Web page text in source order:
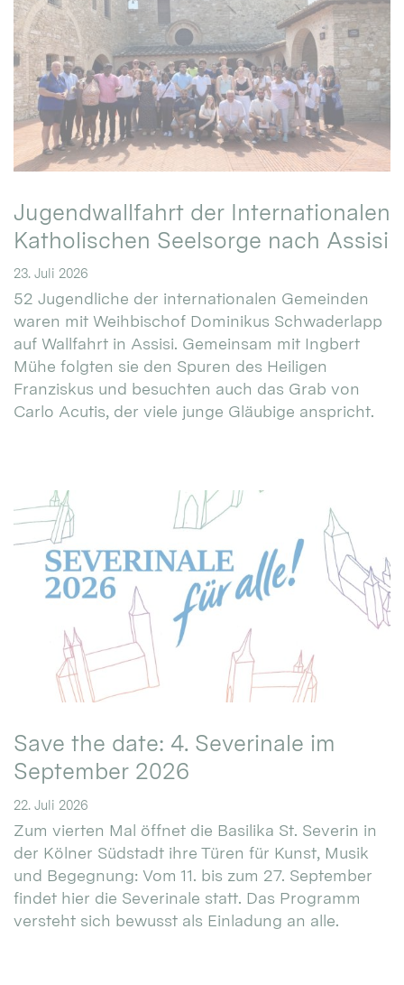
Jugendwallfahrt der Internationalen
Katholischen Seelsorge nach Assisi
23. Juli 2026
52 Jugendliche der internationalen Gemeinden
waren mit Weihbischof Dominikus Schwaderlapp
auf Wallfahrt in Assisi. Gemeinsam mit Ingbert
Mühe folgten sie den Spuren des Heiligen
Franziskus und besuchten auch das Grab von
Carlo Acutis, der viele junge Gläubige anspricht.
Save the date: 4. Severinale im
September 2026
22. Juli 2026
Zum vierten Mal öffnet die Basilika St. Severin in
der Kölner Südstadt ihre Türen für Kunst, Musik
und Begegnung: Vom 11. bis zum 27. September
findet hier die Severinale statt. Das Programm
versteht sich bewusst als Einladung an alle.